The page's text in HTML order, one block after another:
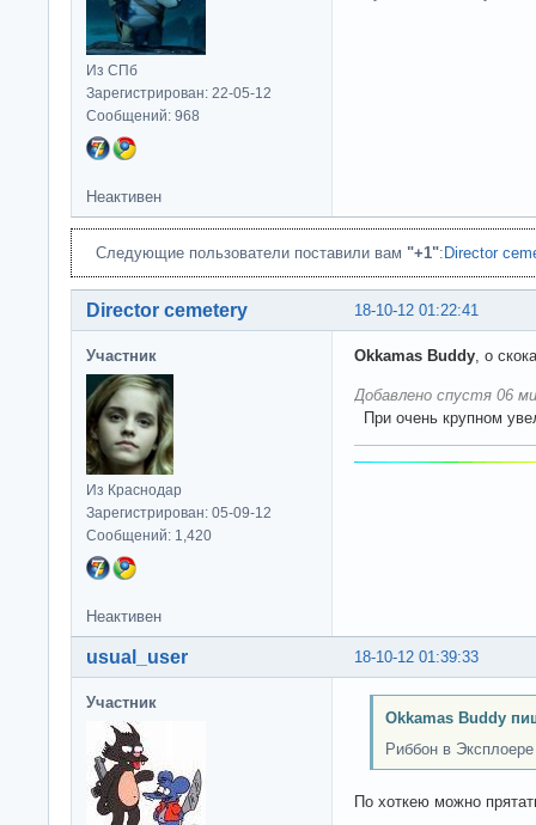
Из СПб
Зарегистрирован: 22-05-12
Сообщений: 968
Неактивен
Следующие пользователи поставили вам "+1": Director
18-10-12 01:22:41
Director cemetery
Участник
Из Краснодар
Зарегистрирован: 05-09-12
Сообщений: 1,420
Okkamas Buddy, о
Добавлено спустя 06
При очень крупном
Неактивен
18-10-12 01:39:33
usual_user
Участник
Okkamas Buddy
Риббон в
По хоткею можно